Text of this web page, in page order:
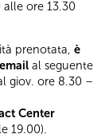
ore 13.30
prenotata, è
al seguente
giov. ore 8.30 –
Center
19.00).